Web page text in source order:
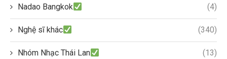
Nadao Bangkok (4)
Nghệ sĩ khác (340)
Nhóm Nhạc Thái Lan (13)